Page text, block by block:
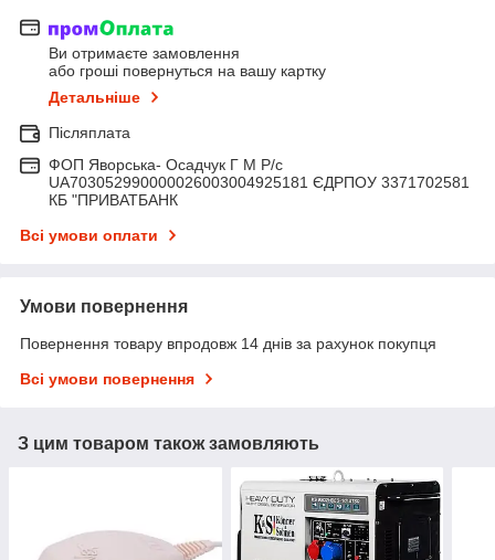
Ви отримаєте замовлення
або гроші повернуться на вашу картку
Детальніше
Післяплата
ФОП Яворська- Осадчук Г М Р/c
UA703052990000026003004925181 ЄДРПОУ 3371702581
КБ "ПРИВАТБАНК
Всі умови оплати
Умови повернення
Повернення товару впродовж 14 днів за рахунок покупця
Всі умови повернення
З цим товаром також замовляють